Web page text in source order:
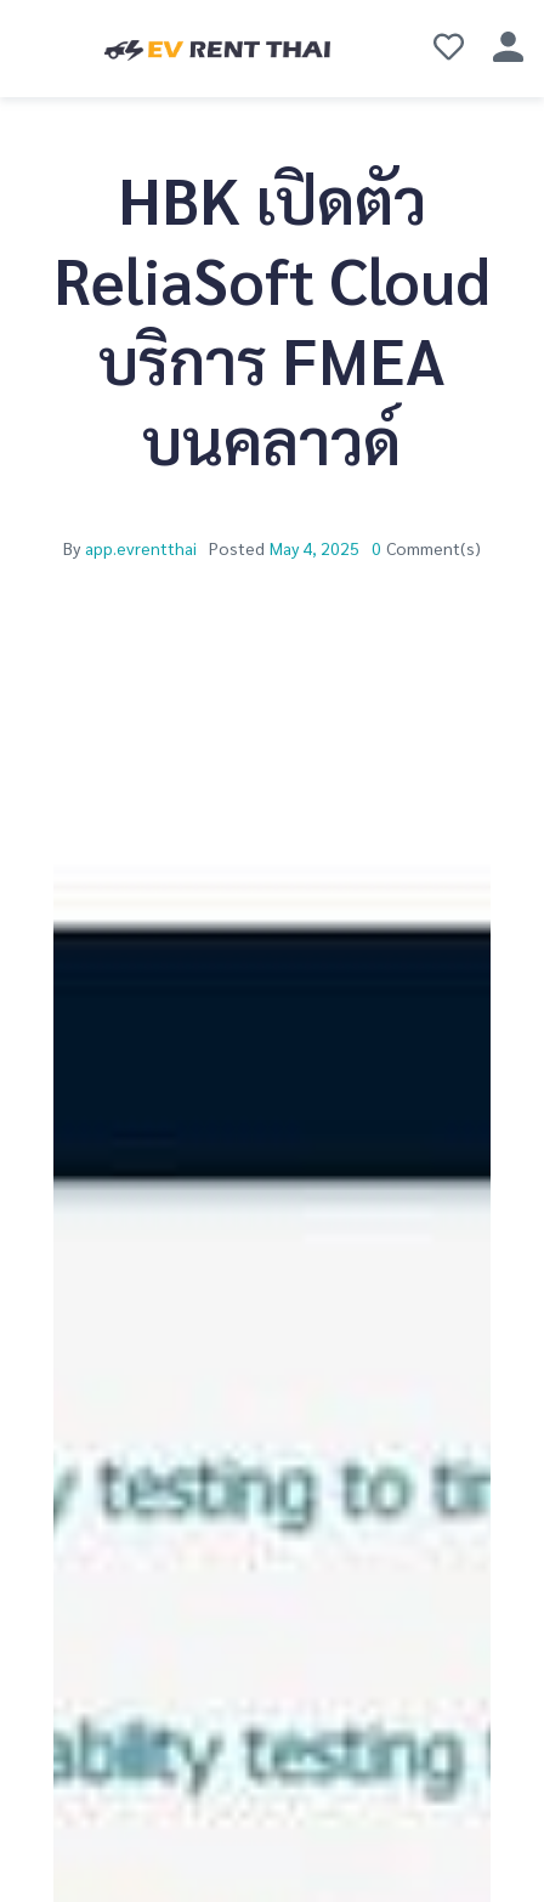
HBK เปิดตัว
ReliaSoft Cloud
บริการ FMEA
บนคลาวด์
By app.evrentthai Posted May 4, 2025 0 Comment(s)